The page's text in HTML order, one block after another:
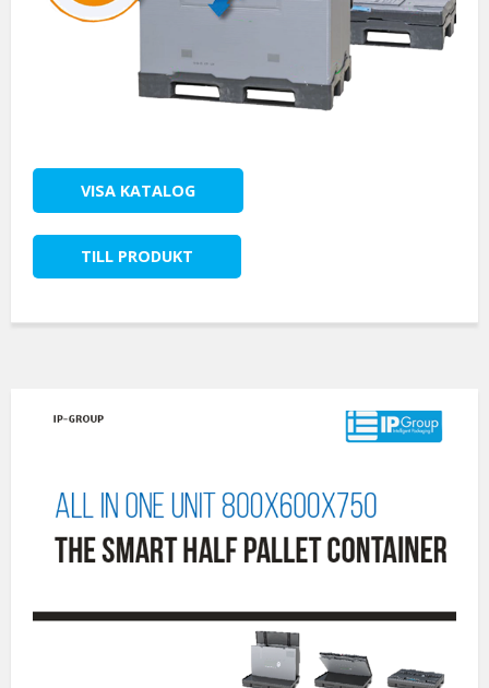
VISA KATALOG
TILL PRODUKT